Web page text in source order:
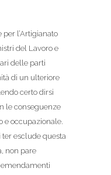
l’Artigianato
del Lavoro e
delle parti
di un ulteriore
certo dirsi
le conseguenze
e occupazionale.
esclude questa
non pare